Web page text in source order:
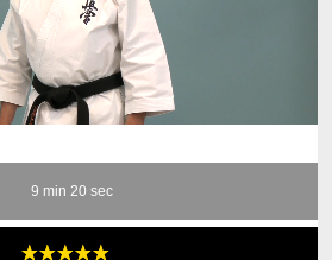
Loaded:
94.65%
9 min 20 sec